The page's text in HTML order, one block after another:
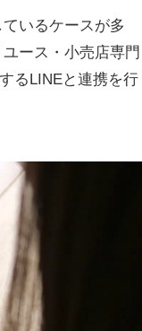
いるケースが多
ース・小売店専門
るLINEと連携を行